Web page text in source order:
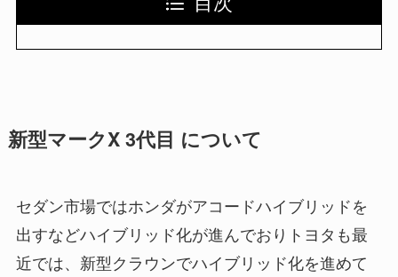
新型マークX 3代目 について
セダン市場ではホンダがアコードハイブリッドを
出すなどハイブリッド化が進んでおりトヨタも最
近では、新型クラウンでハイブリッド化を進めて